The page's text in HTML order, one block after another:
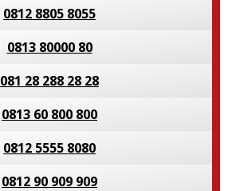
0812 8805 8055
0813 80000 80
081 28 288 28 28
0813 60 800 800
0812 5555 8080
0812 90 909 909